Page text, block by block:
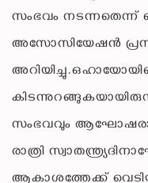
സംഭവം നടന്നതെന്ന്
അസോസിയേഷന്‍
സംഭവവും
രാത്രി
ആകാശത്തേക്ക്